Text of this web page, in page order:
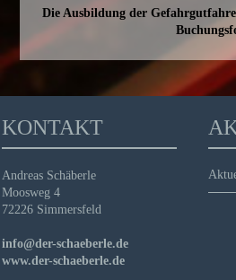
Die Ausbildung der
KONTAKT
Andreas Schäberle
Moosweg 4
72226 Simmersfeld
info@der-schaeberle.de
www.der-schaeberle.de